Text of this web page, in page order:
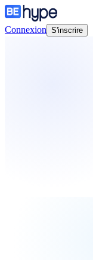
Connexion S'inscrire